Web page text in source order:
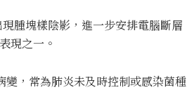
腫塊樣陰影，進一步安排電腦斷層
現之一。
，常為肺炎未及時控制或感染菌種